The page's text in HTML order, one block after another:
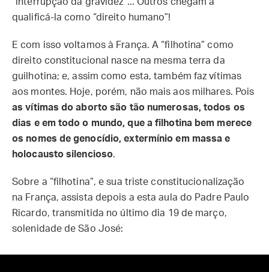
qualificá-la como “direito humano”!
E com isso voltamos à França. A “filhotina” como
direito constitucional nasce na mesma terra da
guilhotina; e, assim como esta, também faz vítimas
aos montes. Hoje, porém, não mais aos milhares. Pois
as vítimas do aborto são tão numerosas, todos os
dias e em todo o mundo, que a filhotina bem merece
os nomes de genocídio, extermínio em massa e
holocausto silencioso.
Sobre a “filhotina”, e sua triste constitucionalização
na França, assista depois a esta aula do Padre Paulo
Ricardo, transmitida no último dia 19 de março,
solenidade de São José: